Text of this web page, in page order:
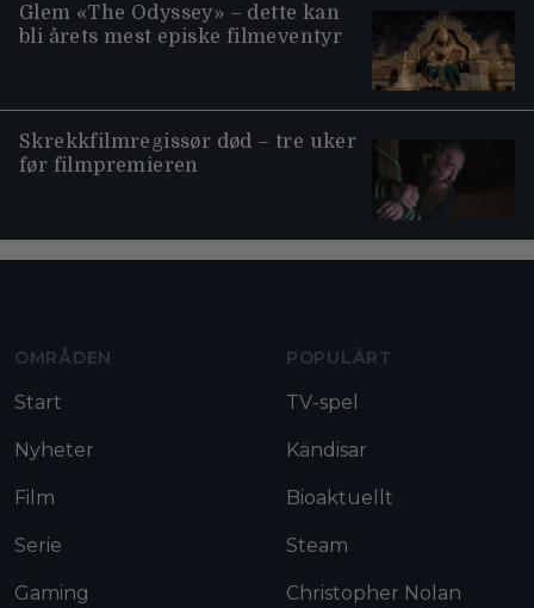
Glem «The Odyssey» – dette kan
bli årets mest episke filmeventyr
Skrekkfilmregissør død – tre uker
før filmpremieren
OMRÅDEN
Start
Nyheter
Film
Serie
Gaming
POPULÄRT
TV-spel
Kändisar
Bioaktuellt
Steam
Christopher Nolan